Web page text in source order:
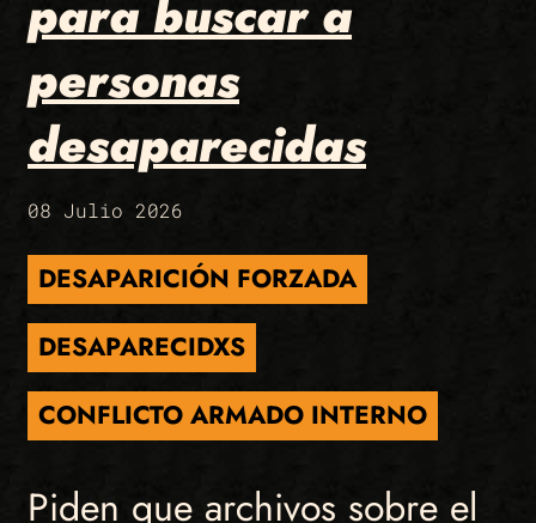
para buscar a
personas
desaparecidas
08 Julio 2026
DESAPARICIÓN FORZADA
DESAPARECIDXS
CONFLICTO ARMADO INTERNO
Piden que archivos sobre el